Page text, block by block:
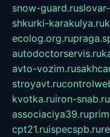
snow-guard.ru
shkurki-karakulya.ru
ecolog.org.ru
autodoctorservis.ru
avto-vozim.ru
stroyavt.ru
kvotka.ruiron-snab.ru
associaciya39.ru
cpt21.ruispecspb.ru